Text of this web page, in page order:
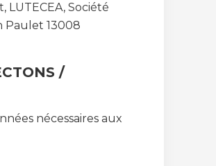
Société
Paulet 13008
/
nécessaires aux